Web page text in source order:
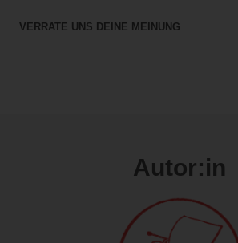
VERRATE UNS DEINE MEINUNG
Autor:in